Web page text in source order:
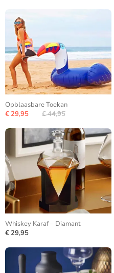
Opblaasbare Toekan
€ 29,95
€ 44,95
Whiskey Karaf – Diamant
€ 29,95